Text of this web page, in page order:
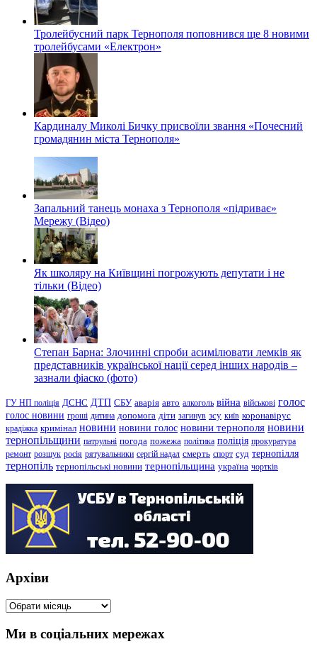
Тролейбусний парк Тернополя поповнився ще 8 новими
тролейбусами «Електрон»
Кардиналу Миколі Бичку присвоїли звання «Почесний
громадянин міста Тернополя»
Запальний танець монаха з Тернополя «підриває»
Мережу (Відео)
Як школяру на Київщині погрожують депутати і не
тільки (Відео)
Степан Барна: Злочинні спроби асимілювати лемків як
представників української нації серед інших народів –
зазнали фіаско (фото)
ГУ НП поліція ДСНС ДТП СБУ аварія авто алкоголь війна військові голос
голос новини гроші дитина допомога діти загинув зсу київ коронавірус
крадіжка кримінал новини новини голос новини тернополя новини
тернопільщини патрульні погода пожежа політика поліція прокуратура
ремонт розшук росія рятувальники сергій надал смерть спорт суд тернопілля
тернопіль тернопільські новини тернопільщина україна чортків
Архіви
Архіви
Ми в соціальних мережах